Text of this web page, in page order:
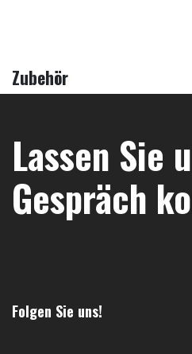
Zubehör
Lassen Sie
Gespräch
Folgen Sie uns!